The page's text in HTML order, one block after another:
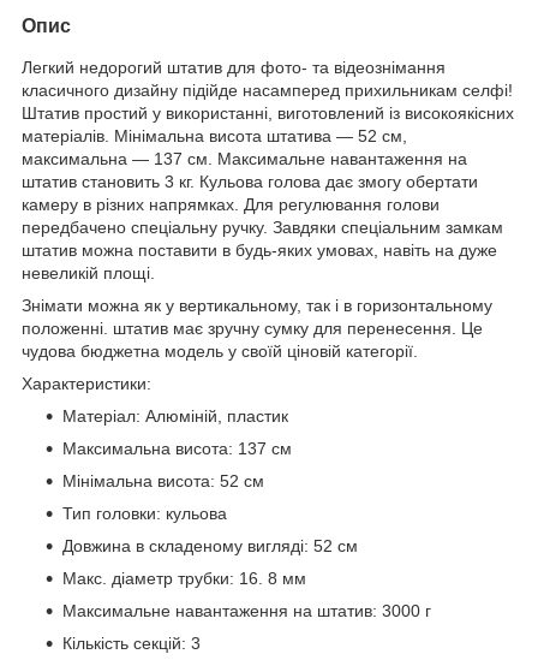
Опис
Легкий недорогий штатив для фото- та відеознімання
класичного дизайну підійде насамперед прихильникам селфі!
Штатив простий у використанні, виготовлений із високоякісних
матеріалів. Мінімальна висота штатива — 52 см,
максимальна — 137 см. Максимальне навантаження на
штатив становить 3 кг. Кульова голова дає змогу обертати
камеру в різних напрямках. Для регулювання голови
передбачено спеціальну ручку. Завдяки спеціальним замкам
штатив можна поставити в будь-яких умовах, навіть на дуже
невеликій площі.
Знімати можна як у вертикальному, так і в горизонтальному
положенні. штатив має зручну сумку для перенесення. Це
чудова бюджетна модель у своїй ціновій категорії.
Характеристики:
Матеріал: Алюміній, пластик
Максимальна висота: 137 см
Мінімальна висота: 52 см
Тип головки: кульова
Довжина в складеному вигляді: 52 см
Макс. діаметр трубки: 16. 8 мм
Максимальне навантаження на штатив: 3000 г
Кількість секцій: 3